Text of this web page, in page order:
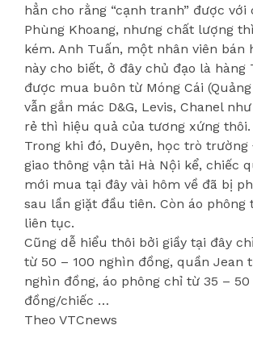
hẳn cho rằng “cạnh tranh” được với
Phùng Khoang, nhưng chất lượng
kém. Anh Tuấn, một nhân viên bán
này cho biết, ở đây chủ đạo là hàng
được mua buôn từ Móng Cái
vẫn gắn mác D&G, Levis, Chanel
rẻ thì hiệu quả của tương xứng thôi.
Trong khi đó, Duyên, học trò trường
giao thông vận tải Hà Nội kể, chiếc
mới mua tại đây vài hôm về đã bị
sau lần giặt đầu tiên. Còn áo
liên tục.
Cũng dễ hiểu thôi bởi giầy tại đây
từ 50 – 100 nghìn đồng, quần Jean
nghìn đồng, áo phông chỉ từ 35 –
đồng/chiếc …
Theo VTCnews